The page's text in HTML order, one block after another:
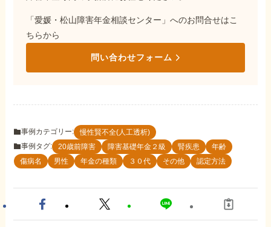
「愛媛・松山障害年金相談センター」へのお問合せはこ
ちらから
問い合わせフォーム
事例カテゴリー:
慢性賢不全(人工透析)
事例タグ:
20歳前障害 障害基礎年金２級 腎疾患
年齢
傷病名
男性 年金の種類 ３０代 その他 認定方法